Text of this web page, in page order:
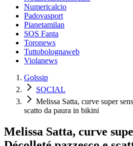
Numericalcio
Padovasport
Pianetamilan
SOS Fanta
Toronews
Tuttobolognaweb
Violanews
Golssip
SOCIAL
Melissa Satta, curve super
scatto da paura in bikini
Melissa Satta, curve